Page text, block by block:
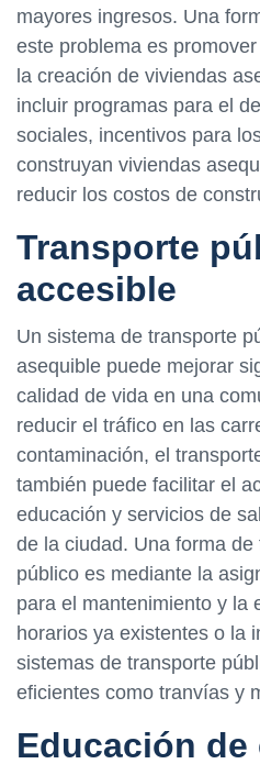
mayores ingresos. Una
este problema es
la creación de viviendas
incluir programas para el
sociales, incentivos para
construyan viviendas
reducir los costos de
Transporte
accesible
Un sistema de transporte
asequible puede mejorar
calidad de vida en una
reducir el tráfico en las
contaminación, el
también puede facilitar el
educación y servicios de
de la ciudad. Una forma
público es mediante la
para el mantenimiento y la
horarios ya existentes o la
sistemas de transporte
eficientes como tranvías y
Educación de